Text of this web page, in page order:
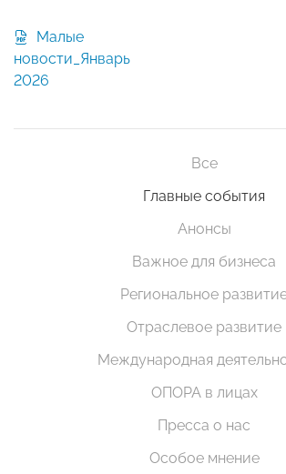
новости_Январь
2026
Все
Главные события
Анонсы
Важное для бизнеса
Региональное
Отраслевое развитие
Международная
ОПОРА в лицах
Пресса о нас
Особое мнение